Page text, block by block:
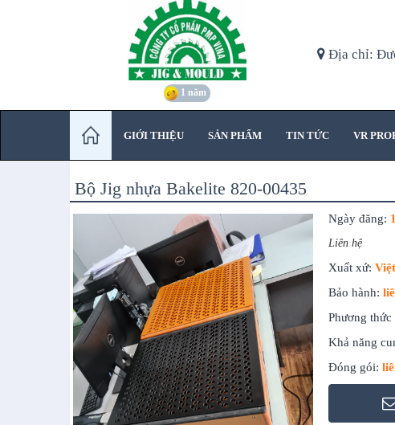
1 năm
Địa chỉ:
GIỚI THIỆU SẢN PHẨM TIN TỨC VR
Bộ Jig nhựa Bakelite 820-00435
Ngày đăng:
Liên hệ
Xuất xứ:
Bảo hành:
Phương thức
Khả năng
Đóng gói: